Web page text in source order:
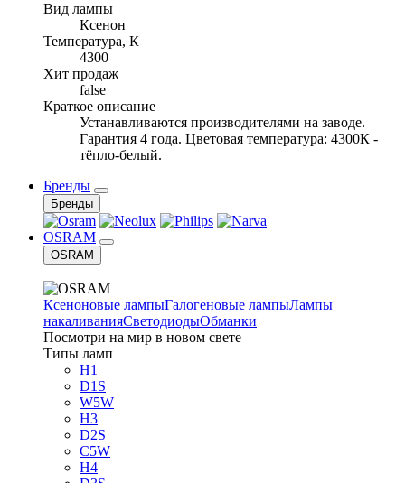
Вид лампы
Ксенон
Температура, К
4300
Хит продаж
false
Краткое описание
Устанавливаются производителями на заводе.
Гарантия 4 года. Цветовая температура: 4300К -
тёпло-белый.
Бренды
Бренды
OSRAM
OSRAM
Ксеноновые лампыГалогеновые лампыЛампы
накаливанияСветодиодыОбманки
Посмотри на мир в новом свете
Типы ламп
H1
D1S
W5W
H3
D2S
C5W
H4